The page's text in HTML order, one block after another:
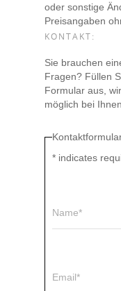
oder sonstige
Preisangaben
KONTAKT:
Sie brauchen
Fragen? Füllen
Formular aus,
möglich bei
* indicates
Name*
Email*